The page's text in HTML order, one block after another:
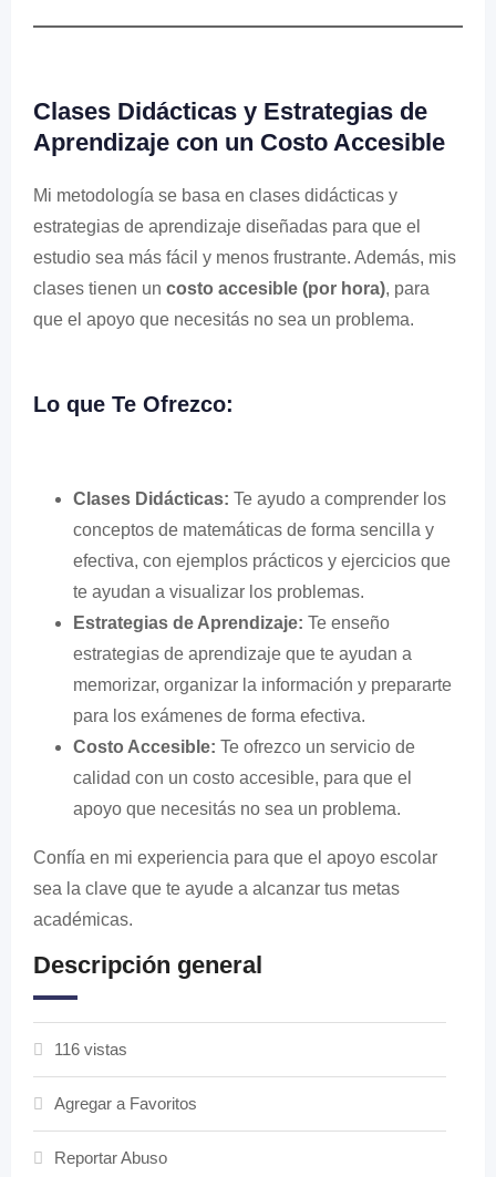
Clases Didácticas y Estrategias de
Aprendizaje con un Costo Accesible
Mi metodología se basa en clases didácticas y
estrategias de aprendizaje diseñadas para que el
estudio sea más fácil y menos frustrante. Además, mis
clases tienen un costo accesible (por hora), para
que el apoyo que necesitás no sea un problema.
Lo que Te Ofrezco:
Clases Didácticas: Te ayudo a comprender los
conceptos de matemáticas de forma sencilla y
efectiva, con ejemplos prácticos y ejercicios que
te ayudan a visualizar los problemas.
Estrategias de Aprendizaje: Te enseño
estrategias de aprendizaje que te ayudan a
memorizar, organizar la información y prepararte
para los exámenes de forma efectiva.
Costo Accesible: Te ofrezco un servicio de
calidad con un costo accesible, para que el
apoyo que necesitás no sea un problema.
Confía en mi experiencia para que el apoyo escolar
sea la clave que te ayude a alcanzar tus metas
académicas.
Descripción general
116 vistas
Agregar a Favoritos
Reportar Abuso